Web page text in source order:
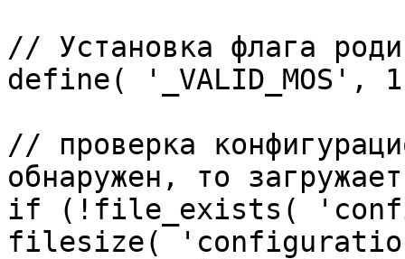
// Установка флага
define( '_VALID_MOS',
// проверка
обнаружен, то
if (!file_exists(
filesize(